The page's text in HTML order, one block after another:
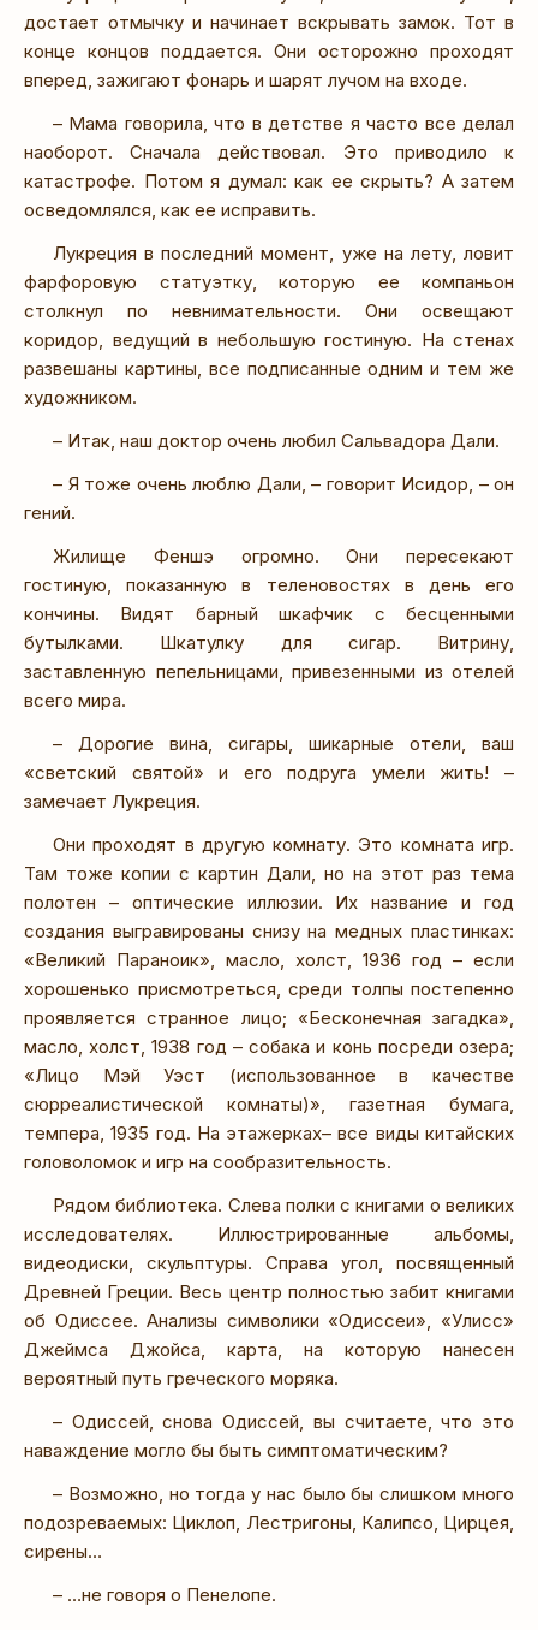
достает отмычку и начинает вскрывать замок. Тот в
конце концов поддается. Они осторожно проходят
вперед, зажигают фонарь и шарят лучом на входе.
– Мама говорила, что в детстве я часто все делал
наоборот. Сначала действовал. Это приводило к
катастрофе. Потом я думал: как ее скрыть? А затем
осведомлялся, как ее исправить.
Лукреция в последний момент, уже на лету, ловит
фарфоровую статуэтку, которую ее компаньон
столкнул по невнимательности. Они освещают
коридор, ведущий в небольшую гостиную. На стенах
развешаны картины, все подписанные одним и тем же
художником.
– Итак, наш доктор очень любил Сальвадора Дали.
– Я тоже очень люблю Дали, – говорит Исидор, – он
гений.
Жилище Феншэ огромно. Они пересекают
гостиную, показанную в теленовостях в день его
кончины. Видят барный шкафчик с бесценными
бутылками. Шкатулку для сигар. Витрину,
заставленную пепельницами, привезенными из отелей
всего мира.
– Дорогие вина, сигары, шикарные отели, ваш
«светский святой» и его подруга умели жить! –
замечает Лукреция.
Они проходят в другую комнату. Это комната игр.
Там тоже копии с картин Дали, но на этот раз тема
полотен – оптические иллюзии. Их название и год
создания выгравированы снизу на медных пластинках:
«Великий Параноик», масло, холст, 1936 год – если
хорошенько присмотреться, среди толпы постепенно
проявляется странное лицо; «Бесконечная загадка»,
масло, холст, 1938 год – собака и конь посреди озера;
«Лицо Мэй Уэст (использованное в качестве
сюрреалистической комнаты)», газетная бумага,
темпера, 1935 год. На этажерках– все виды китайских
головоломок и игр на сообразительность.
Рядом библиотека. Слева полки с книгами о великих
исследователях. Иллюстрированные альбомы,
видеодиски, скульптуры. Справа угол, посвященный
Древней Греции. Весь центр полностью забит книгами
об Одиссее. Анализы символики «Одиссеи», «Улисс»
Джеймса Джойса, карта, на которую нанесен
вероятный путь греческого моряка.
– Одиссей, снова Одиссей, вы считаете, что это
наваждение могло бы быть симптоматическим?
– Возможно, но тогда у нас было бы слишком много
подозреваемых: Циклоп, Лестригоны, Калипсо, Цирцея,
сирены…
– …не говоря о Пенелопе.